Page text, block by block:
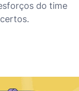
do time